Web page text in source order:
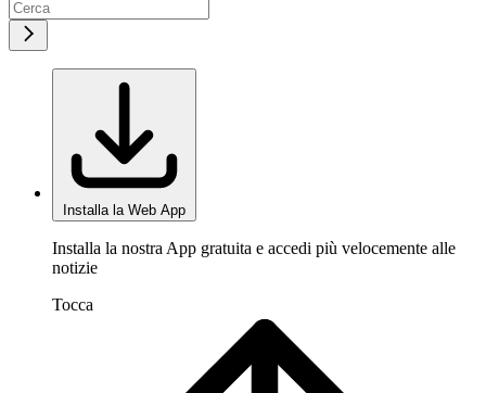
Installa la Web App
Installa la nostra App gratuita e accedi più velocemente alle
notizie
Tocca